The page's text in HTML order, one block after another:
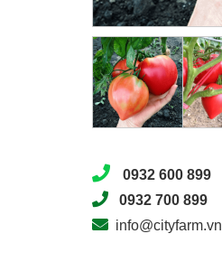
0932 600 899
0932 700 899
info@cityfarm.vn